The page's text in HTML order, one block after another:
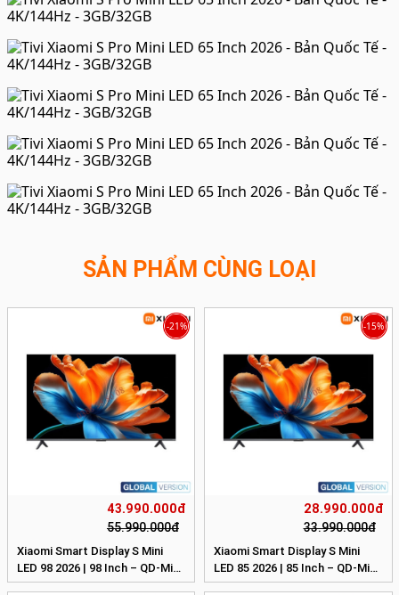
SẢN PHẨM CÙNG LOẠI
43.990.000đ
55.990.000đ
-21%
Xiaomi Smart Display S Mini
LED 98 2026 | 98 Inch – QD-Mini
LED – 4K/144Hz – 3GB/32GB
28.990.000đ
33.990.000đ
-15%
Xiaomi Smart Display S Mini
LED 85 2026 | 85 Inch – QD-Mini
LED – 4K/144Hz – 3GB/32GB